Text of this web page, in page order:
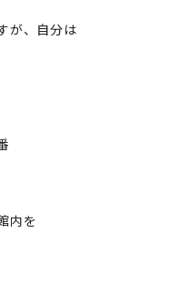
が、自分は
内を